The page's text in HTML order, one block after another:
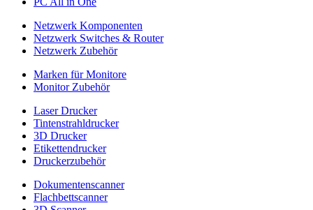
Netzwerk Komponenten
Netzwerk Switches & Router
Netzwerk Zubehör
Marken für Monitore
Monitor Zubehör
Laser Drucker
Tintenstrahldrucker
3D Drucker
Etikettendrucker
Druckerzubehör
Dokumentenscanner
Flachbettscanner